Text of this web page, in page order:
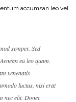
accumsan leo vel
semper. Sed
eu leo quam.
venenatis
luctus, nisi erat
nec elit. Donec